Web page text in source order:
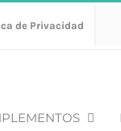
de Privacidad